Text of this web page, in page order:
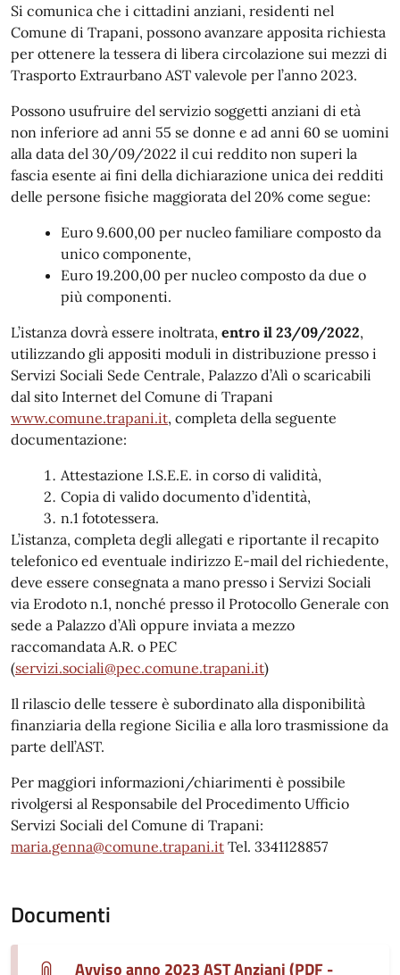
Si comunica che i cittadini anziani, residenti nel
Comune di Trapani, possono avanzare apposita richiesta
per ottenere la tessera di libera circolazione sui mezzi di
Trasporto Extraurbano AST valevole per l’anno 2023.
Possono usufruire del servizio soggetti anziani di età
non inferiore ad anni 55 se donne e ad anni 60 se uomini
alla data del 30/09/2022 il cui reddito non superi la
fascia esente ai fini della dichiarazione unica dei redditi
delle persone fisiche maggiorata del 20% come segue:
Euro 9.600,00 per nucleo familiare composto da
unico componente,
Euro 19.200,00 per nucleo composto da due o
più componenti.
L’istanza dovrà essere inoltrata, entro il 23/09/2022,
utilizzando gli appositi moduli in distribuzione presso i
Servizi Sociali Sede Centrale, Palazzo d’Alì o scaricabili
dal sito Internet del Comune di Trapani
www.comune.trapani.it, completa della seguente
documentazione:
Attestazione I.S.E.E. in corso di validità,
Copia di valido documento d’identità,
n.1 fototessera.
L’istanza, completa degli allegati e riportante il recapito
telefonico ed eventuale indirizzo E-mail del richiedente,
deve essere consegnata a mano presso i Servizi Sociali
via Erodoto n.1, nonché presso il Protocollo Generale con
sede a Palazzo d’Alì oppure inviata a mezzo
raccomandata A.R. o PEC
(servizi.sociali@pec.comune.trapani.it)
Il rilascio delle tessere è subordinato alla disponibilità
finanziaria della regione Sicilia e alla loro trasmissione da
parte dell’AST.
Per maggiori informazioni/chiarimenti è possibile
rivolgersi al Responsabile del Procedimento Ufficio
Servizi Sociali del Comune di Trapani:
maria.genna@comune.trapani.it Tel. 3341128857
Documenti
Avviso anno 2023 AST Anziani (PDF -